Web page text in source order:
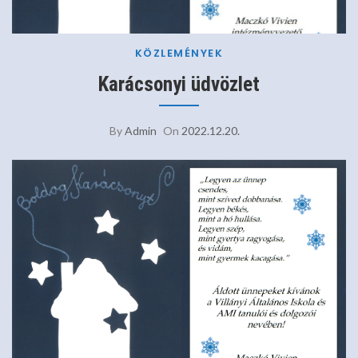
KÖZLEMÉNYEK
Karácsonyi üdvözlet
ByAdmin On 2022.12.20.